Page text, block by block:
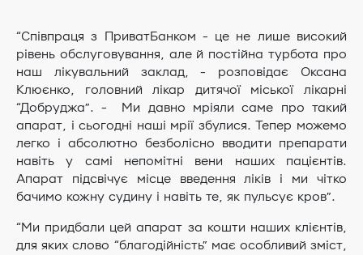
“Співпраця з ПриватБанком - це не лише високий
рівень обслуговування, але й постійна турбота про
наш лікувальний заклад, - розповідає Оксана
Клюєнко, головний лікар дитячої міської лікарні
“Добруджа”. - Ми давно мріяли саме про такий
апарат, і сьогодні наші мрії збулися. Тепер можемо
легко і абсолютно безболісно вводити препарати
навіть у самі непомітні вени наших пацієнтів.
Апарат підсвічує місце введення ліків і ми чітко
бачимо кожну судину і навіть те, як пульсує кров”.
“Ми придбали цей апарат за кошти наших клієнтів,
для яких слово “благодійність” має особливий зміст,